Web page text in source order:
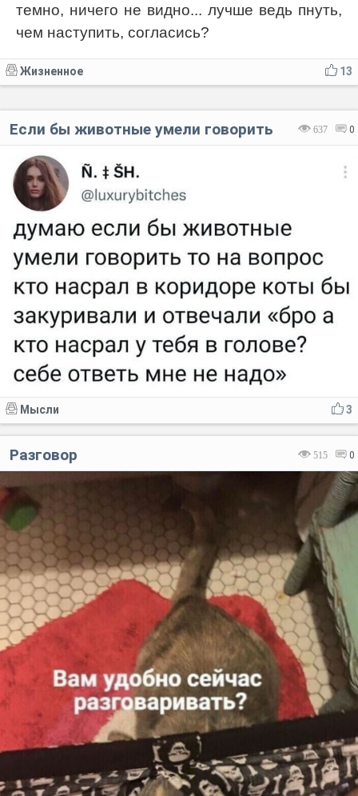
темно, ничего не видно... лучше ведь пнуть,
чем наступить, согласись?
13
Жизненное
637 0
Если бы животные умели говорить
3
Мысли
515 0
Разговор